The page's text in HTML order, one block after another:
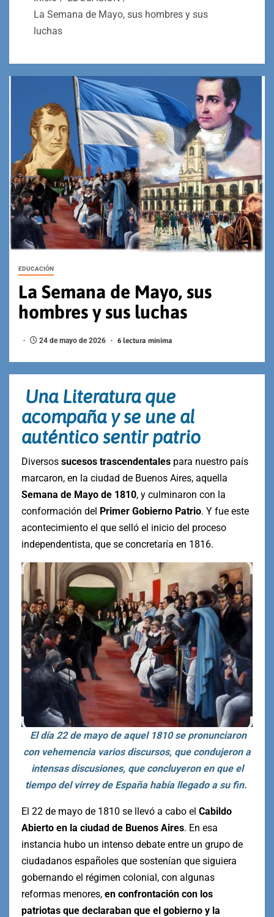
La Semana de Mayo, sus hombres y sus
luchas
EDUCACIÓN
La Semana de Mayo, sus
hombres y sus luchas
24 de mayo de 2026 6 lectura mínima
Una Literatura que
acompaña y se une al
auténtico sentir patrio
Diversos sucesos trascendentales para nuestro país
marcaron, en la ciudad de Buenos Aires, aquella
Semana de Mayo de 1810, y culminaron con la
conformación del Primer Gobierno Patrio. Y fue este
acontecimiento el que selló el inicio del proceso
independentista, que se concretaría en 1816.
El día 22 de mayo de aquel 1810 se pronunciaron
con vehemencia varios discursos, que condujeron a
intensas discusiones, que concluyeron en que el
tiempo del virrey de España había llegado a su fin.
El 22 de mayo de 1810 se llevó a cabo el Cabildo
Abierto en la ciudad de Buenos Aires. En esa
instancia hubo un intenso debate entre un grupo de
ciudadanos españoles que sostenían que siguiera
gobernando el régimen colonial, con algunas
reformas menores, en confrontación con los
patriotas que declaraban que el gobierno y la